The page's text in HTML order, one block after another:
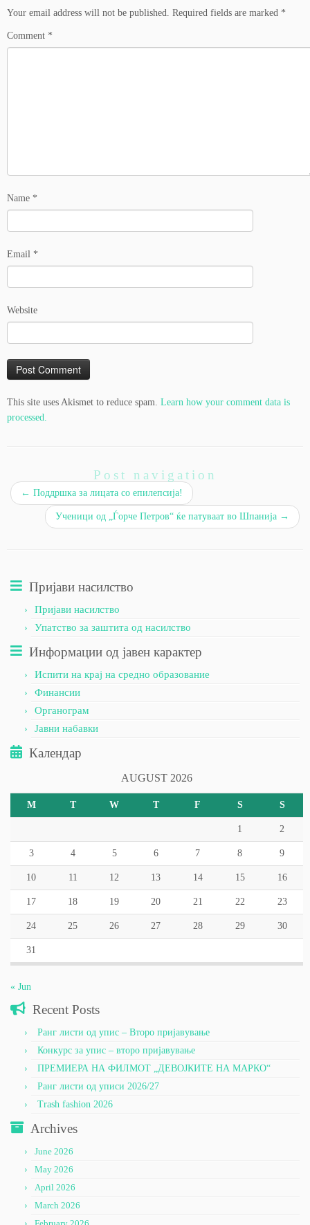
Your email address will not be published. Required fields are marked *
Comment *
Name *
Email *
Website
This site uses Akismet to reduce spam. Learn how your comment data is
processed.
Post navigation
← Поддршка за лицата со епилепсија!
Ученици од „Ѓорче Петров“ ќе патуваат во Шпанија →
Пријави насилство
Пријави насилство
Упатство за заштита од насилство
Информации од јавен карактер
Испити на крај на средно образование
Финансии
Органограм
Јавни набавки
Календар
AUGUST 2026
M T W T F S S
1 2
3 4 5 6 7 8 9
10 11 12 13 14 15 16
17 18 19 20 21 22 23
24 25 26 27 28 29 30
31
« Jun
Recent Posts
Ранг листи од упис – Второ пријавување
Конкурс за упис – второ пријавување
ПРЕМИЕРА НА ФИЛМОТ „ДЕВОЈКИТЕ НА МАРКО“
Ранг листи од уписи 2026/27
Trash fashion 2026
Archives
June 2026
May 2026
April 2026
March 2026